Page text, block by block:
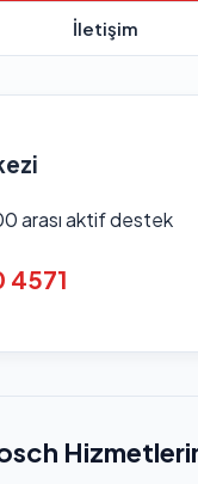
İletişim
arası aktif destek
4571